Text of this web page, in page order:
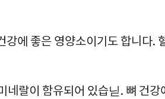
강에 좋은 영양소이기도 합니다.
네랄이 함유되어 있습닏. 뼈 건